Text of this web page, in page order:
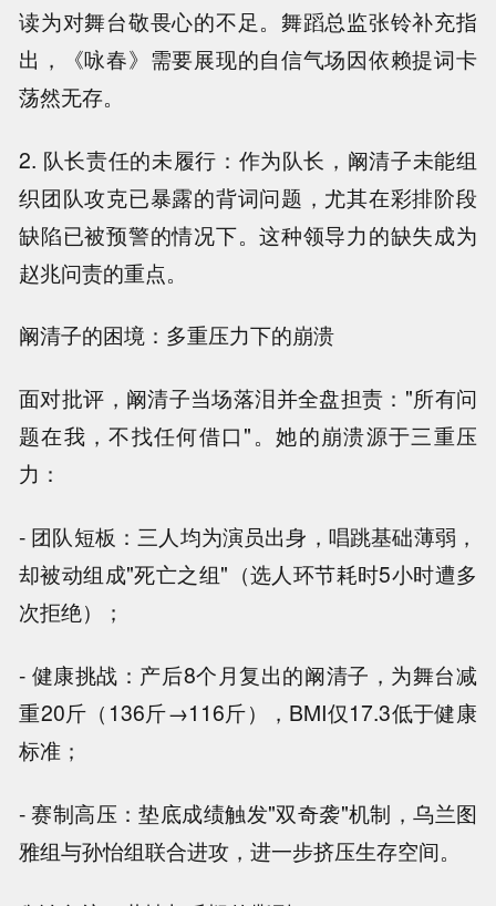
读为对舞台敬畏心的不足。舞蹈总监张铃补充指
出，《咏春》需要展现的自信气场因依赖提词卡
荡然无存。
2. 队长责任的未履行：作为队长，阚清子未能组
织团队攻克已暴露的背词问题，尤其在彩排阶段
缺陷已被预警的情况下。这种领导力的缺失成为
赵兆问责的重点。
阚清子的困境：多重压力下的崩溃
面对批评，阚清子当场落泪并全盘担责："所有问
题在我，不找任何借口"。她的崩溃源于三重压
力：
- 团队短板：三人均为演员出身，唱跳基础薄弱，
却被动组成"死亡之组"（选人环节耗时5小时遭多
次拒绝）；
- 健康挑战：产后8个月复出的阚清子，为舞台减
重20斤（136斤→116斤），BMI仅17.3低于健康
标准；
- 赛制高压：垫底成绩触发"双奇袭"机制，乌兰图
雅组与孙怡组联合进攻，进一步挤压生存空间。